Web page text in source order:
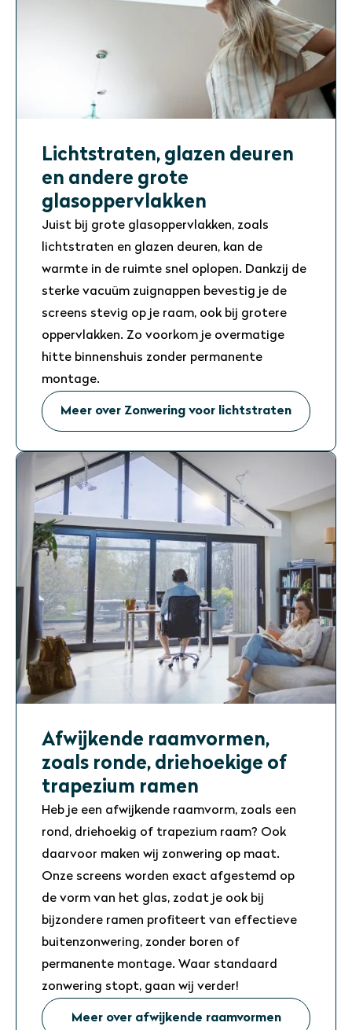
Lichtstraten, glazen deuren
en andere grote
glasoppervlakken
Juist bij grote glasoppervlakken, zoals
lichtstraten en glazen deuren, kan de
warmte in de ruimte snel oplopen. Dankzij de
sterke vacuüm zuignappen bevestig je de
screens stevig op je raam, ook bij grotere
oppervlakken. Zo voorkom je overmatige
hitte binnenshuis zonder permanente
montage.
Meer over Zonwering voor lichtstraten
Afwijkende raamvormen,
zoals ronde, driehoekige of
trapezium ramen
Heb je een afwijkende raamvorm, zoals een
rond, driehoekig of trapezium raam? Ook
daarvoor maken wij zonwering op maat.
Onze screens worden exact afgestemd op
de vorm van het glas, zodat je ook bij
bijzondere ramen profiteert van effectieve
buitenzonwering, zonder boren of
permanente montage. Waar standaard
zonwering stopt, gaan wij verder!
Meer over afwijkende raamvormen